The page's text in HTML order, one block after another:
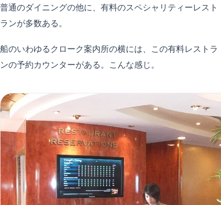
普通のダイニングの他に、有料のスペシャリティーレスト
ランが多数ある。
船のいわゆるクローク案内所の横には、この有料レストラ
ンの予約カウンターがある。こんな感じ。